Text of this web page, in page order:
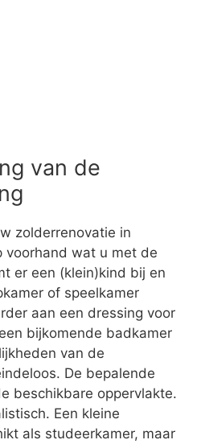
van de
zolderrenovatie in
voorhand wat u met de
er een (klein)kind bij en
of speelkamer
aan een dressing voor
bijkomende badkamer
van de
De bepalende
beschikbare oppervlakte.
Een kleine
als studeerkamer, maar